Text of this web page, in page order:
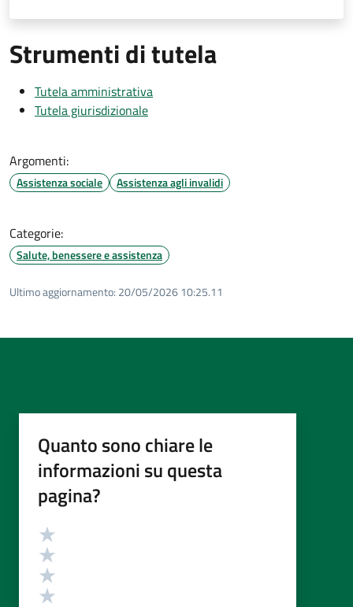
Strumenti di tutela
Tutela amministrativa
Tutela giurisdizionale
Argomenti:
Assistenza sociale Assistenza agli invalidi
Categorie:
Salute, benessere e assistenza
Ultimo aggiornamento: 20/05/2026 10:25.11
Quanto sono chiare le
informazioni su questa
pagina?
Valutazione